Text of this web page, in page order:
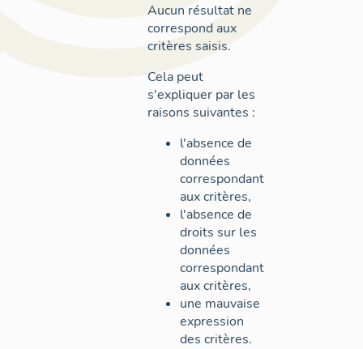
Aucun résultat ne
correspond aux
critères saisis.
Cela peut
s'expliquer par les
raisons suivantes :
l'absence de
données
correspondant
aux critères,
l'absence de
droits sur les
données
correspondant
aux critères,
une mauvaise
expression
des critères.